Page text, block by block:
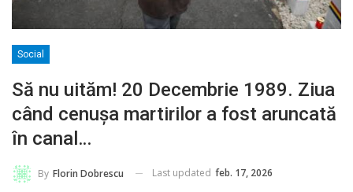
Social
Să nu uităm! 20 Decembrie 1989. Ziua
când cenușa martirilor a fost aruncată
în canal…
By Florin Dobrescu Last updated feb. 17, 2026